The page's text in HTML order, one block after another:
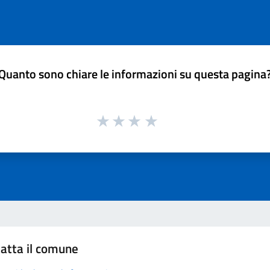
sono chiare le informazioni su questa
il comune